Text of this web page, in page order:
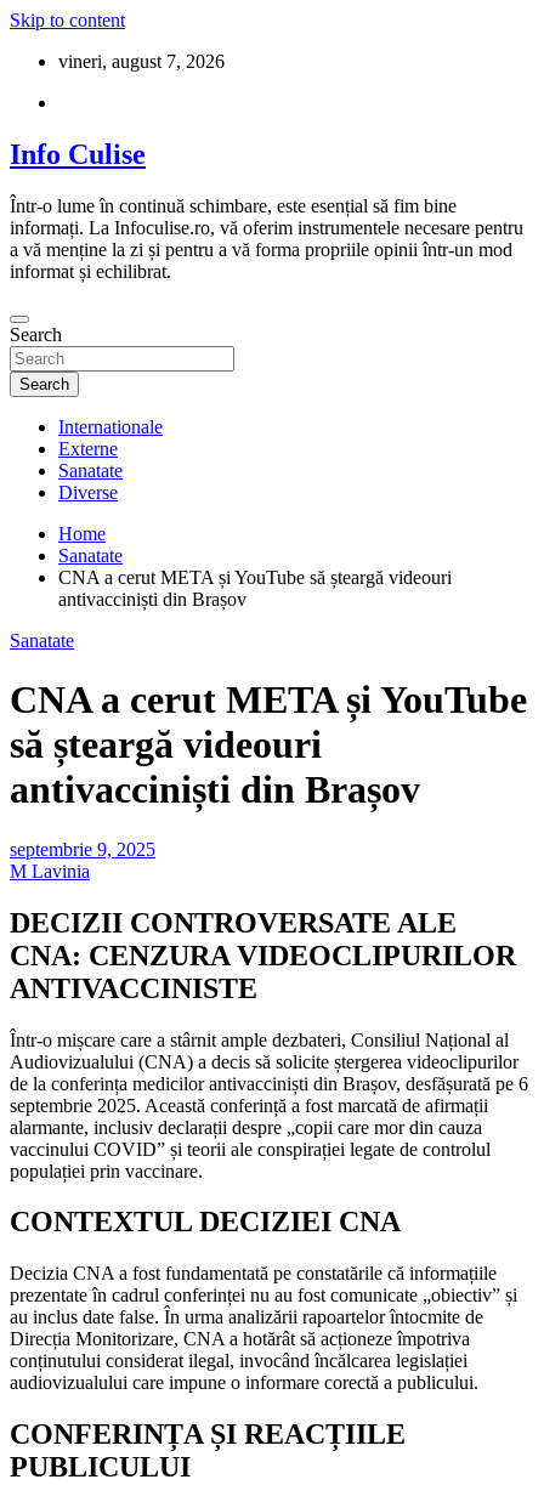
Skip to content
vineri, august 7, 2026
Info Culise
Într-o lume în continuă schimbare, este esențial să fim bine
informați. La Infoculise.ro, vă oferim instrumentele necesare pentru
a vă menține la zi și pentru a vă forma propriile opinii într-un mod
informat și echilibrat.
Search
Search
Internationale
Externe
Sanatate
Diverse
Home
Sanatate
CNA a cerut META și YouTube să șteargă videouri
antivacciniști din Brașov
Sanatate
CNA a cerut META și YouTube
să șteargă videouri
antivacciniști din Brașov
septembrie 9, 2025
M Lavinia
DECIZII CONTROVERSATE ALE
CNA: CENZURA VIDEOCLIPURILOR
ANTIVACCINISTE
Într-o mișcare care a stârnit ample dezbateri, Consiliul Național al
Audiovizualului (CNA) a decis să solicite ștergerea videoclipurilor
de la conferința medicilor antivacciniști din Brașov, desfășurată pe 6
septembrie 2025. Această conferință a fost marcată de afirmații
alarmante, inclusiv declarații despre „copii care mor din cauza
vaccinului COVID” și teorii ale conspirației legate de controlul
populației prin vaccinare.
CONTEXTUL DECIZIEI CNA
Decizia CNA a fost fundamentată pe constatările că informațiile
prezentate în cadrul conferinței nu au fost comunicate „obiectiv” și
au inclus date false. În urma analizării rapoartelor întocmite de
Direcția Monitorizare, CNA a hotărât să acționeze împotriva
conținutului considerat ilegal, invocând încălcarea legislației
audiovizualului care impune o informare corectă a publicului.
CONFERINȚA ȘI REACȚIILE
PUBLICULUI